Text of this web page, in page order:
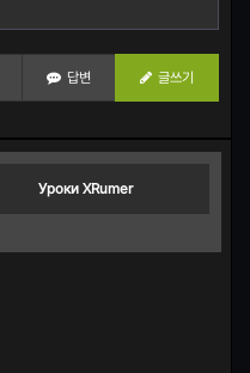
답변 글쓰기
Уроки XRumer